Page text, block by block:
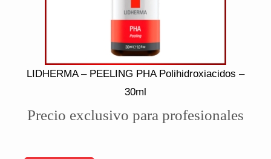
LIDHERMA – PEELING PHA Polihidroxiacidos –
30ml
Precio exclusivo para profesionales